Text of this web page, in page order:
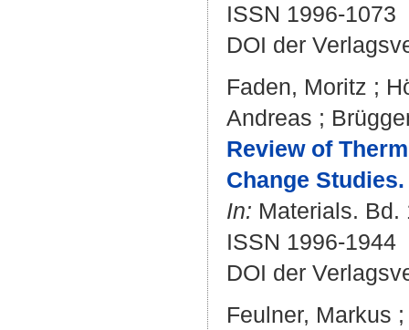
ISSN 1996-1073
DOI der
Faden, Moritz ;
Andreas ;
Review of
Change Studies.
In: Materials. Bd.
ISSN 1996-1944
DOI der
Feulner, Markus